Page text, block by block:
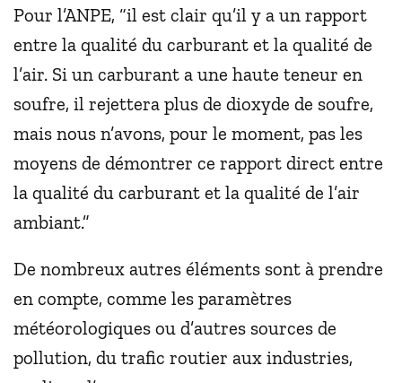
Pour l’ANPE, “il est clair qu’il y a un rapport
entre la qualité du carburant et la qualité de
l’air. Si un carburant a une haute teneur en
soufre, il rejettera plus de dioxyde de soufre,
mais nous n’avons, pour le moment, pas les
moyens de démontrer ce rapport direct entre
la qualité du carburant et la qualité de l’air
ambiant.”
De nombreux autres éléments sont à prendre
en compte, comme les paramètres
météorologiques ou d’autres sources de
pollution, du trafic routier aux industries,